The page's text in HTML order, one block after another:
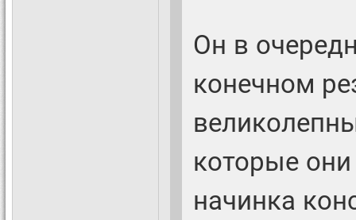
Он в
конечном
которые они
начинка